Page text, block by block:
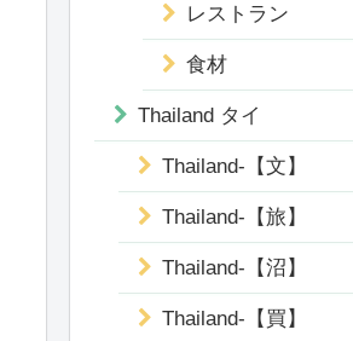
レストラン
食材
Thailand タイ
Thailand-【文】
Thailand-【旅】
Thailand-【沼】
Thailand-【買】